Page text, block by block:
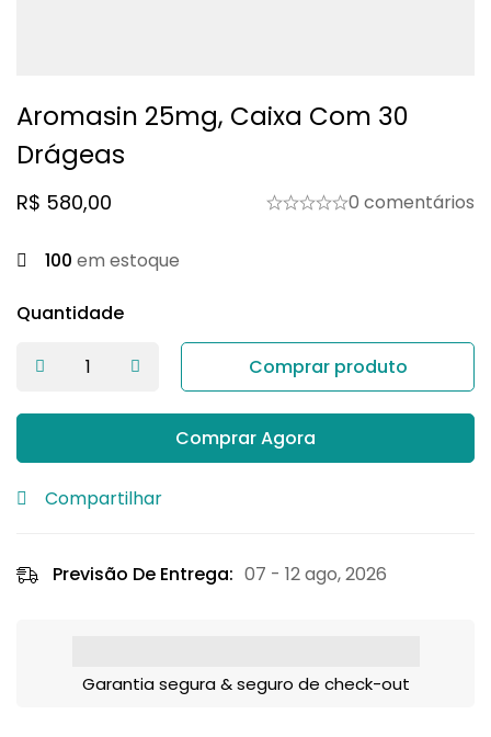
Aromasin 25mg, Caixa Com 30
Drágeas
R$ 580,00 0 comentários
100 em estoque
Quantidade
Comprar produto
Comprar Agora
Compartilhar
Previsão De Entrega: 07 - 12 ago, 2026
Garantia segura & seguro de check-out